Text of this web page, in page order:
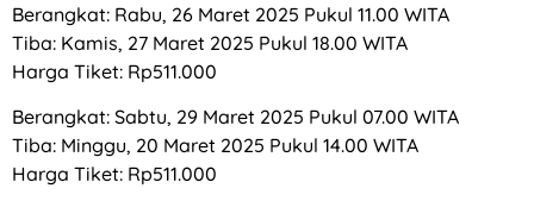
Berangkat: Rabu, 26 Maret 2025 Pukul 11.00 WITA
Tiba: Kamis, 27 Maret 2025 Pukul 18.00 WITA
Harga Tiket: Rp511.000
Berangkat: Sabtu, 29 Maret 2025 Pukul 07.00 WITA
Tiba: Minggu, 20 Maret 2025 Pukul 14.00 WITA
Harga Tiket: Rp511.000